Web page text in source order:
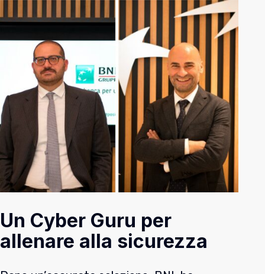
Un Cyber Guru per
allenare alla sicurezza